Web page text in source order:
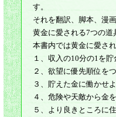
す。
それを翻訳、脚本、漫
黄金に愛される7つの道
本書内では黄金に愛さ
１、収入の10分の1を貯
２、欲望に優先順位を
３、貯えた金に働かせよ
４、危険や天敵から金
５、より良きところに